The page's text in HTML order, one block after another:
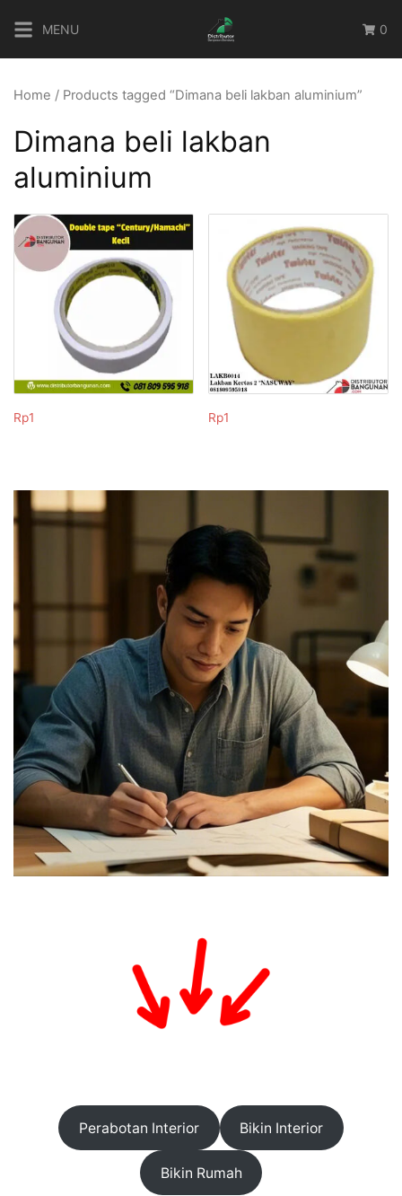
content
MENU 0
Home / Products tagged “Dimana beli lakban aluminium”
Dimana beli lakban
aluminium
Rp1 Rp1
Perabotan Interior Bikin Interior
Bikin Rumah